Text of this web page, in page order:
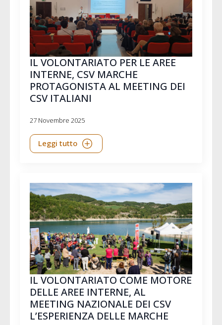
IL VOLONTARIATO PER LE AREE
INTERNE, CSV MARCHE
PROTAGONISTA AL MEETING DEI
CSV ITALIANI
27 Novembre 2025
Leggi tutto
IL VOLONTARIATO COME MOTORE
DELLE AREE INTERNE, AL
MEETING NAZIONALE DEI CSV
L’ESPERIENZA DELLE MARCHE